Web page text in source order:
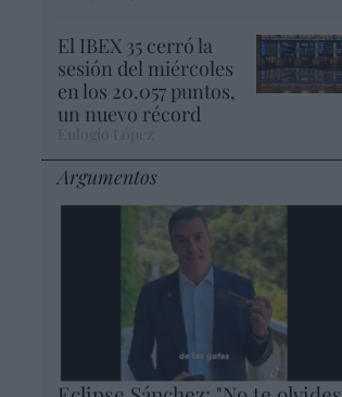
El IBEX 35 cerró la
sesión del miércoles
en los 20.057 puntos,
un nuevo récord
Argumentos